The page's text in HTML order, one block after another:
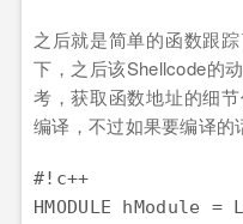
之后就是简单的函数跟
下，之后该Shellcode的
考，获取函数地址的细
编译，不过如果要编译的
#!c++
HMODULE hModule